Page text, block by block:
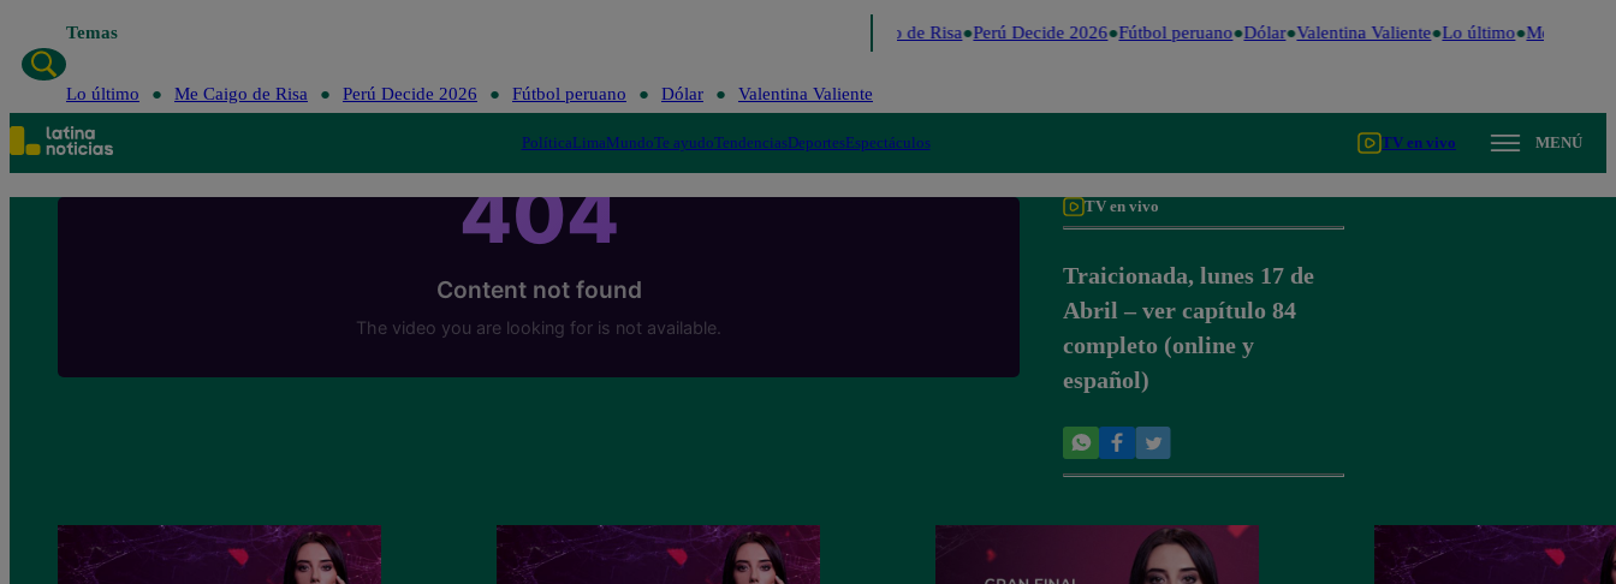
Temas Me Caigo de Risa Perú Decide 2026 Fútbol peruano Dólar Valentina Valiente Lo último Me Caigo
Lo último Me Caigo de Risa Perú Decide 2026 Fútbol peruano Dólar Valentina Valiente
PolíticaLimaMundoTe ayudoTendenciasDeportesEspectáculos TV en vivo MENÚ
TV en vivo
Traicionada, lunes 17 de
Abril – ver capítulo 84
completo (online y
español)